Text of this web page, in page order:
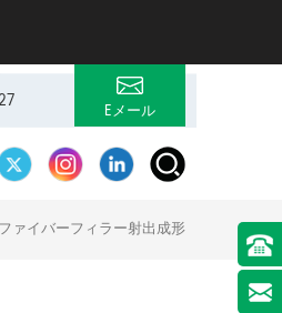
Eメール
ァイバーフィラー射出成形